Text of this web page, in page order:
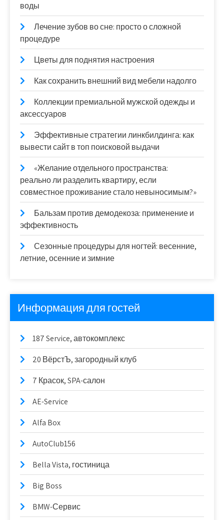
воды
Лечение зубов во сне: просто о сложной
процедуре
Цветы для поднятия настроения
Как сохранить внешний вид мебели надолго
Коллекции премиальной мужской одежды и
аксессуаров
Эффективные стратегии линкбилдинга: как
вывести сайт в топ поисковой выдачи
«Желание отдельного пространства:
реально ли разделить квартиру, если
совместное проживание стало невыносимым?»
Бальзам против демодекоза: применение и
эффективность
Сезонные процедуры для ногтей: весенние,
летние, осенние и зимние
Информация для гостей
187 Service, автокомплекс
20 ВёрстЪ, загородный клуб
7 Красок, SPA-салон
AE-Service
Alfa Box
AutoClub156
Bella Vista, гостиница
Big Boss
BMW-Сервис